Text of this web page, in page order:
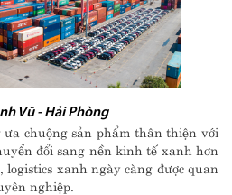
Vũ - Hải Phòng
chuộng sản phẩm thân thiện với
đổi sang nền kinh tế xanh hơn
xanh ngày càng được quan
nghiệp.